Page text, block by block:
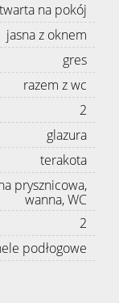
na pokój
jasna z oknem
gres
razem z wc
2
glazura
terakota
prysznicowa,
wanna, WC
2
podłogowe